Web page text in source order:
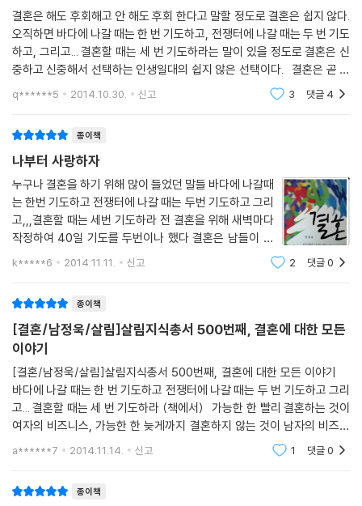
살림지식총서 500호 『결혼』의 저자는 일단 몇몇 인류학자들의 연구에 힘
입어 결혼의 기원부터 탐색을 시작했다. 그에 따르면 결혼은 여자를 납치
해오는 약탈혼으로 시작됐다. 사실 결혼식 때 아름다운 신부의 머리위에
드리워지는 면사포 역시 약탈혼의 흔적이다. 옛 북유럽 게르만족들은 고기
잡는 그물로 여자를 납치해왔는데, 그때 쓰였던 그물망이 로맨틱하게 변형
남아있다. 우리가 잘 아는 선녀와 나무꾼 이야기 역시 옛 약탈혼의 흔적이
다.
이후 결혼은 점차 돈을 주고 여자를 사오는 매매혼의 형태로 변해갔다. 약
혼반지는 결혼하기에 앞서 건네는 일종의 착수금이었다. 앵글로색슨 사회
에서 약혼한 남자는 그 징표로 자신이 가진 것 중 소중한 것을 반으로 쪼개
신부의 아버지에게 맡겨두는 풍습이 있었는데 그게 약혼반지의 유래가 된
것이다. 기원전 5세기 로마군 주둔병의 유품에서 발견된 최초의 결혼증명
서에는 요즘 할리우드 스타들의 결혼 계약서와 너무도 유사한 ‘매매계
그대, 결혼할 수 있을까?
그렇다면 현재의 결혼문화는 어떤 모습일까. 저자는 현재 우리나라의 결혼
문화는 그와 같은 매매혼과 정략혼이 더 악화된 모습이라고 진단한다. 전
통혼례도 아니고, 그렇다고 서양의 결혼문화를 그대로 수입한 것도 아닌
‘잡탕’인데다가, 일생에 한번 뿐인 결혼이기에 온갖 ‘상업주의’가 결탁되어
국적불명의 고비용 결혼문화가 되었다는 것이다. 게다가 결혼당사자들도
결혼에서 소외되어 서로의 조건을 따지고 스스로를 거래하는 상황이 되어
가고 있다고 말한다.
원래 예단은 신랑집에서 결혼 선물로 신부집에 비단을 보내는 데서 비롯된
결혼은 해도 후회해고 안 해도 후회 한다고 말할 정도로 결혼은 쉽지 않다.
오직하면 바다에 나갈 때는 한 번 기도하고, 전쟁터에 나갈 때는 두 번 기도
하고, 그리고... 결혼할 때는 세 번 기도하라는 말이 있을 정도로 결혼은 신
중하고 신중해서 선택하는 인생일대의 쉽지 않은 선택이다. 결혼은 곧 현
실이다. 결혼 전에는 결혼에 대한 환상 아닌 환상이 있었다. 그동안 드라마
속
q******5 2014.10.30. 신고 3 댓글 4
종이책
나부터 사랑하자
누구나 결혼을 하기 위해 많이 들었던 말들 바다에 나갈때
는 한번 기도하고 전쟁터에 나갈 때는 두번 기도하고 그리
고,,,결혼할 때는 세번 기도하라 전 결혼을 위해 새벽마다
작정하여 40일 기도를 두번이나 했다 결혼은 남들이 하
니 한다는 생각으로 하면 안된다고 생각한다 그렇게 기도
k*****6 2014.11.11. 신고 2 댓글0
종이책
[결혼/남정욱/살림]살림지식총서 500번째, 결혼에 대한 모든
이야기
[결혼/남정욱/살림]살림지식총서 500번째, 결혼에 대한 모든 이야기
바다에 나갈 때는 한 번 기도하고 전쟁터에 나갈 때는 두 번 기도하고 그리
고... 결혼할 때는 세 번 기도하라 (책에서) 가능한 한 빨리 결혼하는 것이
여자의 비즈니스, 가능한 한 늦게까지 결혼하지 않는 것이 남자의 비즈니
스다. - 버나드 쇼 행복한 결혼이 되려면 남편은 귀머거리
a******7 2014.11.14. 신고 1 댓글0
종이책